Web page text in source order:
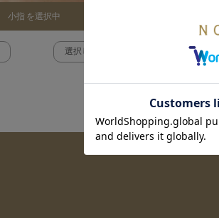
小指 を選択中
選択した全アイテムを確認 >>